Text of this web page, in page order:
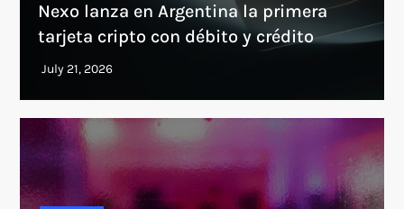
Nexo lanza en Argentina la primera
tarjeta cripto con débito y crédito